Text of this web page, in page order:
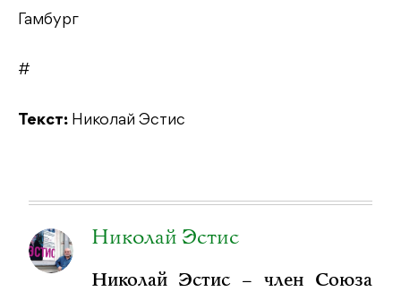
Гамбург
#
Текст: Николай Эстис
Николай Эстис
Николай Эстис – член Союза